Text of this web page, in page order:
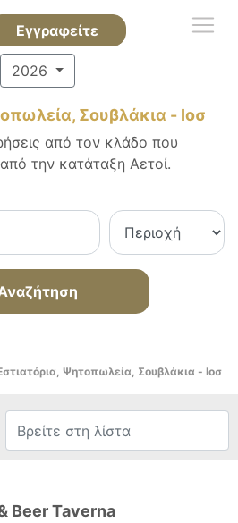
Εγγραφείτε
2026
Σουβλάκια - Ιοσ
από τον κλάδο που
την κατάταξη Αετοί.
Ψητοπωλεία, Σουβλάκια - Ιοσ
Beer Taverna